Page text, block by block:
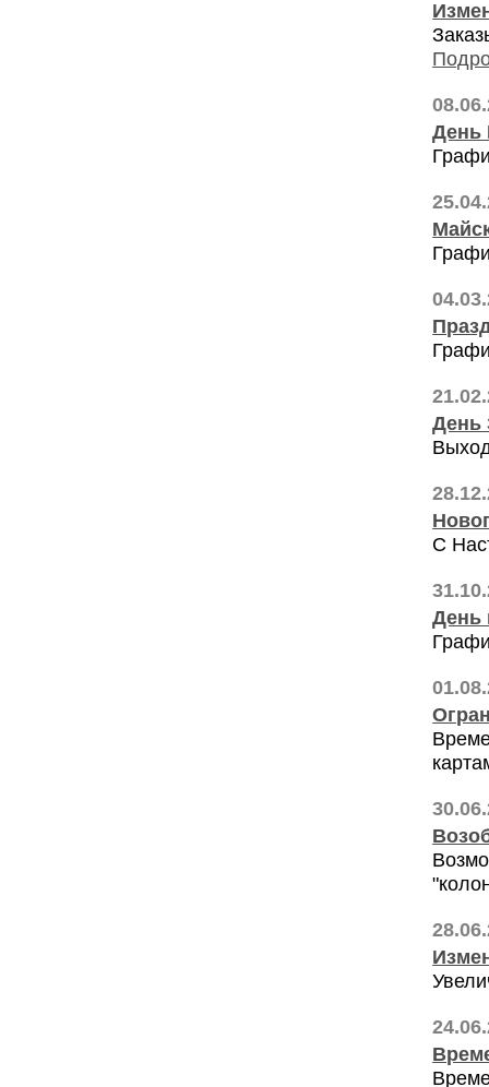
День
День
С
День